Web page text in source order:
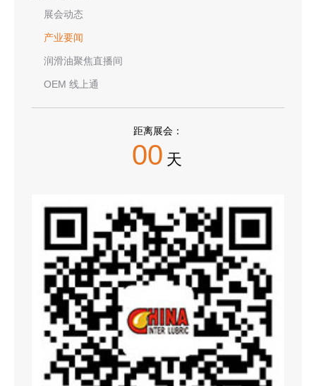
展会动态
产业要闻
润滑油聚焦直播间
OEM 线上通
距离展会：
00 天